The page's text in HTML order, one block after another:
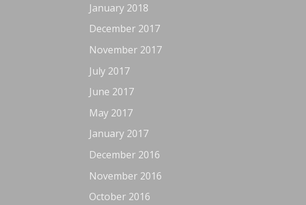
January 2018
December 2017
November 2017
July 2017
June 2017
May 2017
January 2017
December 2016
November 2016
October 2016